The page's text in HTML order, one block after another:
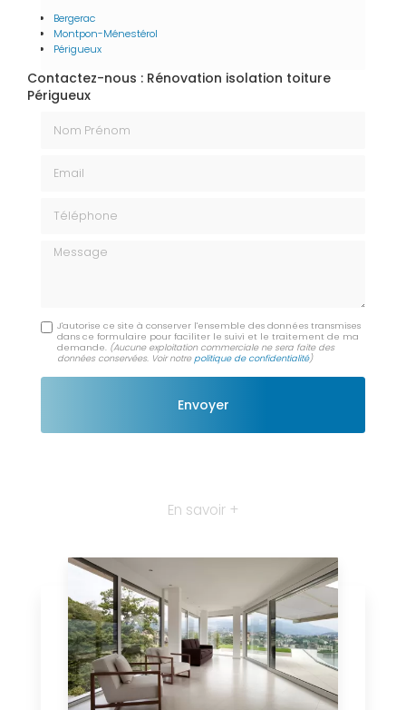
Bergerac
Montpon-Ménestérol
Périgueux
Contactez-nous : Rénovation isolation toiture
Périgueux
Message
J'autorise ce site à conserver l'ensemble des données transmises
dans ce formulaire pour faciliter le suivi et le traitement de ma
demande. (Aucune exploitation commerciale ne sera faite des
données conservées. Voir notrepolitique de confidentialité)
En savoir +